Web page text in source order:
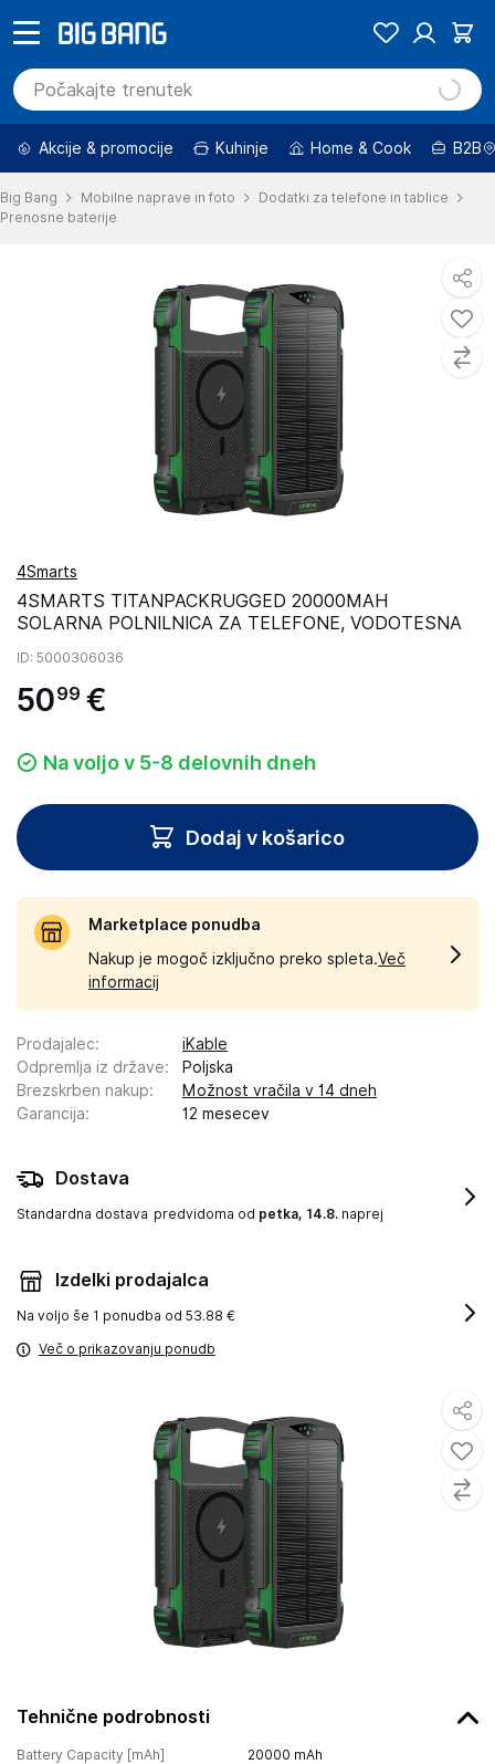
Akcije & promocije Kuhinje Home & Cook B2B
Big Bang Mobilne naprave in foto
Dodatki za telefone in tablice
Prenosne baterije
Tehnične podrobnosti
Battery Capacity [mAh] 20000 mAh
4Smarts
4SMARTS TITANPACKRUGGED 20000MAH
SOLARNA POLNILNICA ZA TELEFONE, VODOTESNA
ID: 5000306036
5099 €
Na voljo v 5-8 delovnih dneh
Dodaj v košarico
Marketplace ponudba
Nakup je mogoč izključno preko spleta.Več
informacij
Prodajalec:
iKable
Odpremlja iz države:
Poljska
Brezskrben nakup:
Možnost vračila v 14 dneh
Garancija: 12 mesecev
Dostava
Standardna dostava predvidoma od petka, 14.8. naprej
Izdelki prodajalca
Na voljo še 1 ponudba od 53.88 €
Več o prikazovanju ponudb